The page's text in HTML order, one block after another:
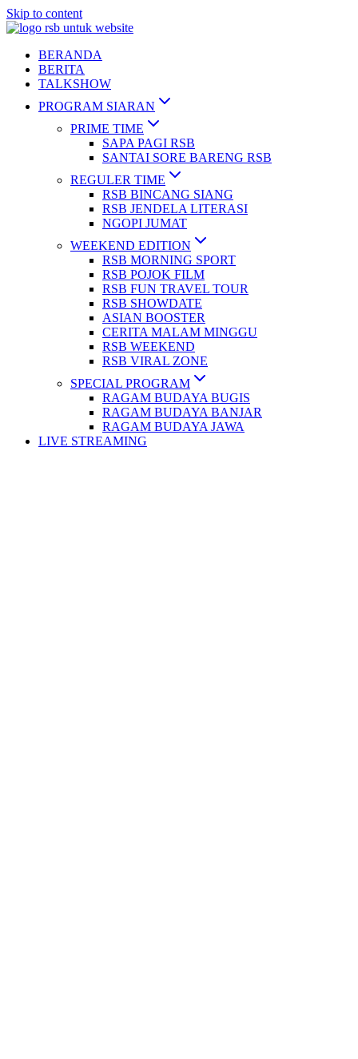
Skip to content
BERANDA
BERITA
TALKSHOW
PROGRAM SIARAN
PRIME TIME
SAPA PAGI RSB
SANTAI SORE BARENG RSB
REGULER TIME
RSB BINCANG SIANG
RSB JENDELA LITERASI
NGOPI JUMAT
WEEKEND EDITION
RSB MORNING SPORT
RSB POJOK FILM
RSB FUN TRAVEL TOUR
RSB SHOWDATE
ASIAN BOOSTER
CERITA MALAM MINGGU
RSB WEEKEND
RSB VIRAL ZONE
SPECIAL PROGRAM
RAGAM BUDAYA BUGIS
RAGAM BUDAYA BANJAR
RAGAM BUDAYA JAWA
LIVE STREAMING